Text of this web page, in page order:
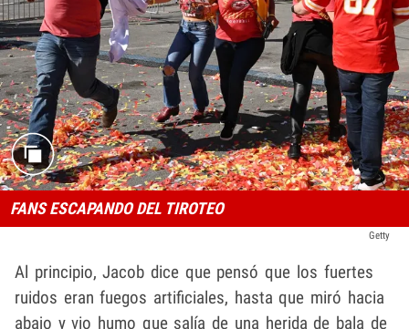
FANS ESCAPANDO DEL TIROTEO
Getty
Al principio, Jacob dice que pensó que los fuertes
ruidos eran fuegos artificiales, hasta que miró hacia
abajo y vio humo que salía de una herida de bala de